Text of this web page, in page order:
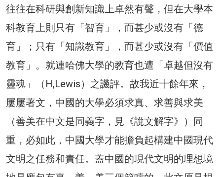
往往在科研與創新知識上卓然有聲，但在大學本
科教育上則只有「智育」，而甚少或沒有「德
育」；只有「知識教育」，而甚少或沒有「價值
教育」。就連哈佛大學的教育也遭「卓越但沒有
靈魂」（H,Lewis）之譏評。故我近十餘年來，
屢屢著文，中國的大學必須求真、求善與求美
（善美在中文是同義字，見《說文解字》）同
重，必如此，中國大學才能擔負起構建中國現代
文明之任務和責任。蓋中國的現代文明的理想境